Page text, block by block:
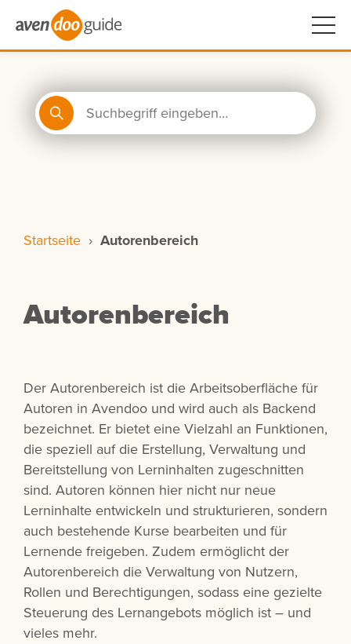
Startseite › Autorenbereich
Autorenbereich
Der Autorenbereich ist die Arbeitsoberfläche für
Autoren in Avendoo und wird auch als Backend
bezeichnet. Er bietet eine Vielzahl an Funktionen,
die speziell auf die Erstellung, Verwaltung und
Bereitstellung von Lerninhalten zugeschnitten
sind. Autoren können hier nicht nur neue
Lerninhalte entwickeln und strukturieren, sondern
auch bestehende Kurse bearbeiten und für
Lernende freigeben. Zudem ermöglicht der
Autorenbereich die Verwaltung von Nutzern,
Rollen und Berechtigungen, sodass eine gezielte
Steuerung des Lernangebots möglich ist – und
vieles mehr.